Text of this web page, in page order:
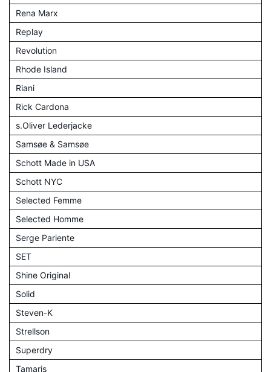
Rena Marx
Replay
Revolution
Rhode Island
Riani
Rick Cardona
s.Oliver Lederjacke
Samsøe & Samsøe
Schott Made in USA
Schott NYC
Selected Femme
Selected Homme
Serge Pariente
SET
Shine Original
Solid
Steven-K
Strellson
Superdry
Tamaris